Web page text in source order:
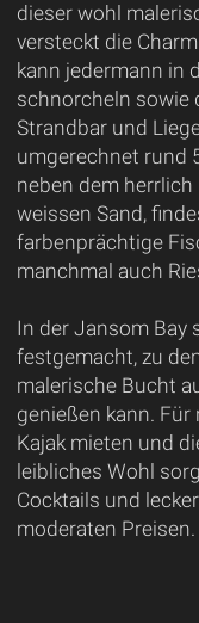
dieser wohl
versteckt die
kann jedermann in
schnorcheln sowie
Strandbar und
umgerechnet rund
neben dem herrlich
weissen Sand,
farbenprächtige
manchmal auch
In der Jansom Bay
festgemacht, zu
malerische Bucht
genießen kann.
Kajak mieten und
leibliches Wohl
Cocktails und
moderaten Preisen.